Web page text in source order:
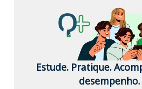
Estude. Pratique.
desempenho.